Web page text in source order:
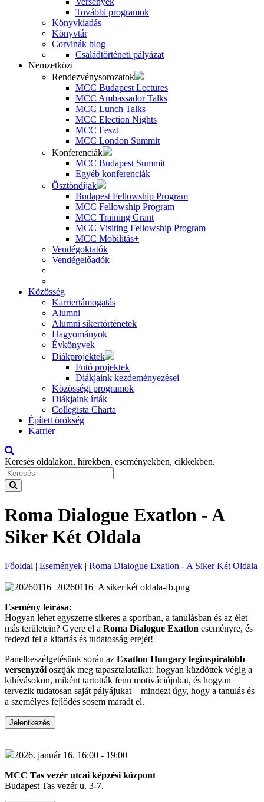
További programok
Könyvkiadás
Könyvtár
Corvinák blog
Családtörténeti pályázat
Nemzetközi
Rendezvénysorozatok
MCC Budapest Lectures
MCC Ambassador Talks
MCC Lunch Talks
MCC Election Nights
MCC Feszt
MCC London Summit
Konferenciák
MCC Budapest Summit
Egyéb konferenciák
Ösztöndíjak
Budapest Fellowship Program
MCC Fellowship Program
MCC Training Grant
MCC Visiting Fellowship Program
MCC Mobilitás+
Vendégoktatók
Vendégelőadók
Közösség
Karriertámogatás
Alumni
Alumni sikertörténetek
Hagyományok
Évkönyvek
Diákprojektek
Futó projektek
Diákjaink kezdeményezései
Közösségi programok
Diákjaink írták
Collegista Charta
Épített örökség
Karrier
Keresés oldalakon, hírekben, eseményekben, cikkekben.
Roma Dialogue Exatlon - A
Siker Két Oldala
Főoldal | Események | Roma Dialogue Exatlon - A Siker Két Oldala
Esemény leírása:
Hogyan lehet egyszerre sikeres a sportban, a tanulásban és az élet
más területein? Gyere el a Roma Dialogue Exatlon eseményre, és
fedezd fel a kitartás és tudatosság erejét!
Panelbeszélgetésünk során az Exatlon Hungary leginspirálóbb
versenyzői osztják meg tapasztalataikat: hogyan küzdöttek végig a
kihívásokon, miként tartották fenn motivációjukat, és hogyan
tervezik tudatosan saját pályájukat – mindezt úgy, hogy a tanulás és
a személyes fejlődés sosem maradt el.
Jelentkezés
2026. január 16. 16:00 - 19:00
MCC Tas vezér utcai képzési központ
Budapest Tas vezér u. 3-7.